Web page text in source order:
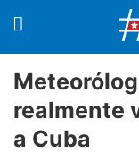
realmente
a Cuba